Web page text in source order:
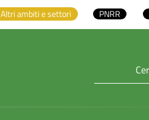
Altri ambiti e settori PNRR